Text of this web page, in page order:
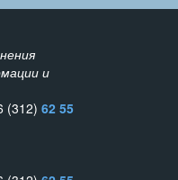
и
(312) 62 55